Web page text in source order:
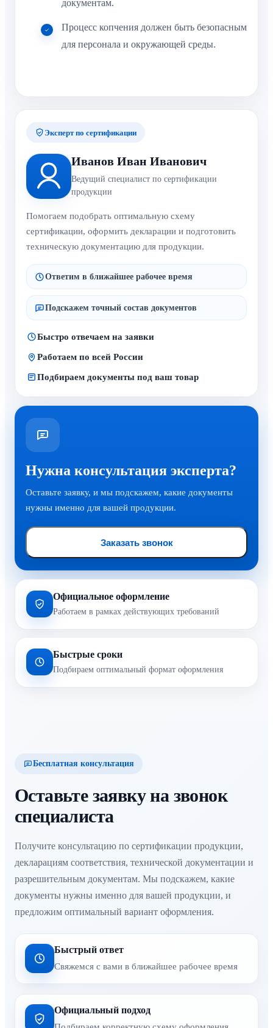
документам.
Процесс копчения должен быть безопасным
для персонала и окружающей среды.
Эксперт по сертификации
Иванов Иван Иванович
Ведущий специалист по сертификации
продукции
Помогаем подобрать оптимальную схему
сертификации, оформить декларации и подготовить
техническую документацию для продукции.
Ответим в ближайшее рабочее время
Подскажем точный состав документов
Быстро отвечаем на заявки
Работаем по всей России
Подбираем документы под ваш товар
Нужна консультация эксперта?
Оставьте заявку, и мы подскажем, какие документы
нужны именно для вашей продукции.
Заказать звонок
Официальное оформление
Работаем в рамках действующих требований
Быстрые сроки
Подбираем оптимальный формат оформления
Бесплатная консультация
Оставьте заявку на звонок
специалиста
Получите консультацию по сертификации продукции,
декларациям соответствия, технической документации и
разрешительным документам. Мы подскажем, какие
документы нужны именно для вашей продукции, и
предложим оптимальный вариант оформления.
Быстрый ответ
Свяжемся с вами в ближайшее рабочее время
Официальный подход